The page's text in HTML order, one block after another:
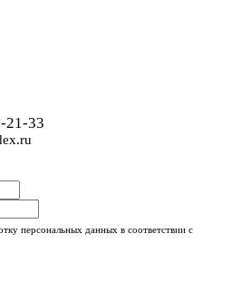
21-33
персональных данных в соответствии с